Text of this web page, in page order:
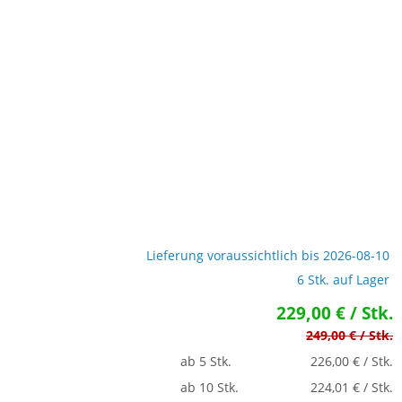
Lieferung voraussichtlich bis 2026-08-10
6 Stk. auf Lager
229,00 € / Stk.
249,00 € / Stk.
ab 5 Stk.
226,00 € / Stk.
ab 10 Stk.
224,01 € / Stk.